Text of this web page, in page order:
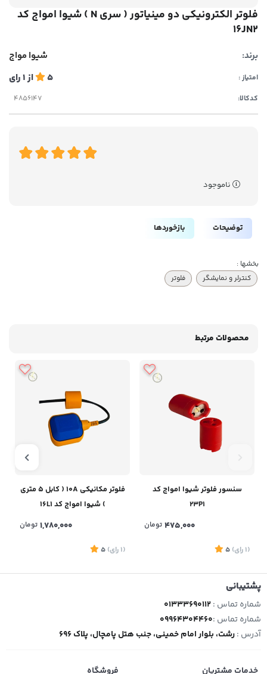
فلوتر الکترونیکی دو مینیاتور ( سری N ) شیوا امواج کد
16JN2
برند: شیوا مواج
امتیاز : 5 از1رای
کدکالا:
ناموجود
توضیحات بازخوردها
بخشها :
کنترلر و نمایشگر
فلوتر
محصولات مرتبط
سنسور فلوتر شیوا امواج کد
23P1
475,000 تومان
(1 رای)
5
فلوتر مکانیکی 10A ( کابل 5 متری
) شیوا امواج کد 16L1
1,780,000 تومان
(1 رای)
5
پشتیبانی
شماره تماس :01333690112
شماره تماس :09964304460
آدرس :رشت، بلوار امام خمینی، جنب هتل پامچال، پلاک 696
خدمات مشتریان فروشگاه